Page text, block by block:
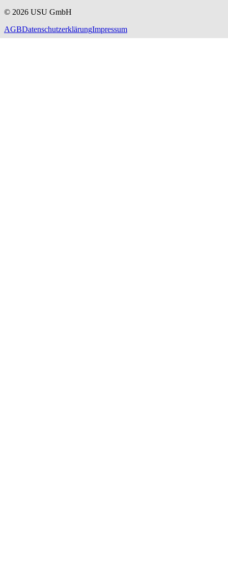
© 2026 USU GmbH
AGBDatenschutzerklärungImpressum